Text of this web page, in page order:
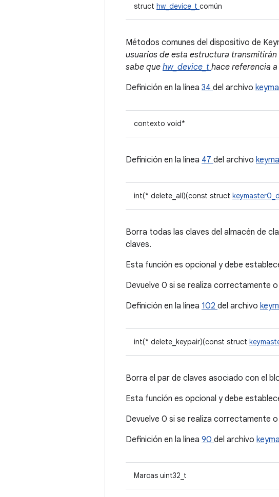
struct hw_device_t común
Métodos comunes del dispositivo de
usuarios de esta estructura transmitirán
sabe que hw_device_t hace referencia a
Definición en la línea 34 del archivo
contexto void*
Definición en la línea 47 del archivo
int(* delete_all)(const struct
Borra todas las claves del almacén de
claves.
Esta función es opcional y debe
Devuelve 0 si se realiza correctamente
Definición en la línea 102 del archivo
int(* delete_keypair)(const struct
Borra el par de claves asociado con el
Esta función es opcional y debe
Devuelve 0 si se realiza correctamente
Definición en la línea 90 del archivo
Marcas uint32_t